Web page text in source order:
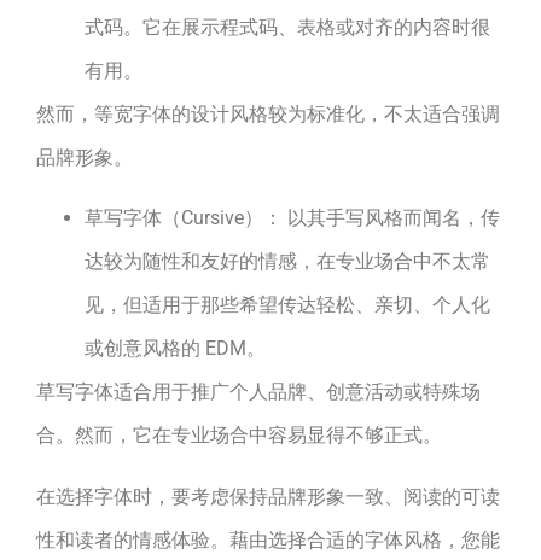
式码。它在展示程式码、表格或对齐的内容时很
有用。
然而，等宽字体的设计风格较为标准化，不太适合强调
品牌形象。
草写字体（Cursive）： 以其手写风格而闻名，传
达较为随性和友好的情感，在专业场合中不太常
见，但适用于那些希望传达轻松、亲切、个人化
或创意风格的 EDM。
草写字体适合用于推广个人品牌、创意活动或特殊场
合。然而，它在专业场合中容易显得不够正式。
在选择字体时，要考虑保持品牌形象一致、阅读的可读
性和读者的情感体验。藉由选择合适的字体风格，您能